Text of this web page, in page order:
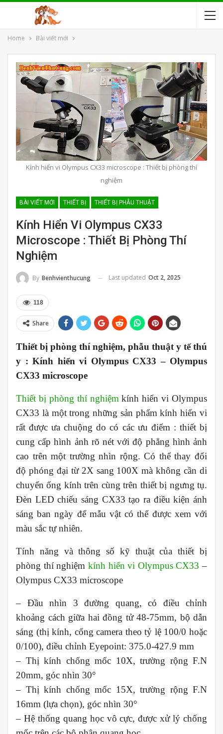
Home Bài viết mới
Kính hiển vi Olympus CX33 microscope : Thiết bị phòng thí
nghiệm
BÀI VIẾT MỚI THIẾT BỊ THIẾT BỊ PHẪU THUẬT
Kính Hiển Vi Olympus CX33
Microscope : Thiết Bị Phòng Thí
Nghiệm
By Benhvienthucung Last updated Oct 2, 2025
118
Share
Thiết bị phòng thí nghiệm, phẫu thuật y tế thú
y : Kính hiển vi Olympus CX33 – Olympus
CX33 microscope
Thiết bị phòng thí nghiệm kính hiển vi Olympus
CX33 là một trong những sản phẩm kính hiển vi
rất được ưa chuộng do có các ưu điểm : thiết bị
cung cấp hình ảnh rõ nét với độ phẳng hình ảnh
cao trên một trường nhìn rộng. Có thể thay đổi
độ phóng đại từ 2X sang 100X mà không cần di
chuyển ống kính trên cùng trên thiết bị ngưng tụ.
Đèn LED chiếu sáng CX33 tạo ra điều kiện ánh
sáng ban ngày để mẫu vật có thể được xem với
màu sắc tự nhiên.
Tính năng và thông số kỹ thuật của thiết bị
phòng thí nghiệm kính hiển vi Olympus CX33 –
Olympus CX33 microscope
– Đầu nhìn 3 đường quang, có điều chỉnh
khoảng cách giữa hai đồng tử 48-75mm, bộ dẫn
sáng (thị kính, cổng camera theo tỷ lệ 100/0 hoặc
0/100), điều chỉnh Eyepoint: 375.0-427.9 mm
– Thị kính chống mốc 10X, trường rộng F.N
20mm, góc nhìn 30°
– Thị kính chống mốc 15X, trường rộng F.N
16mm (lựa chọn), góc nhìn 30°
– Hệ thống quang học vô cực, được xử lý chống